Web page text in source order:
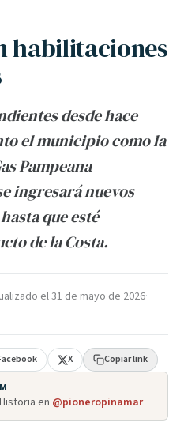
habilitaciones
desde hace
el municipio como la
Pampeana
ingresará nuevos
que esté
de la Costa.
el31 de mayo de 2026·
X Copiar link
en @pioneropinamar